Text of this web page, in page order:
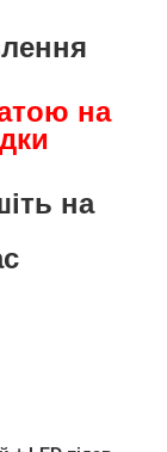
на
на